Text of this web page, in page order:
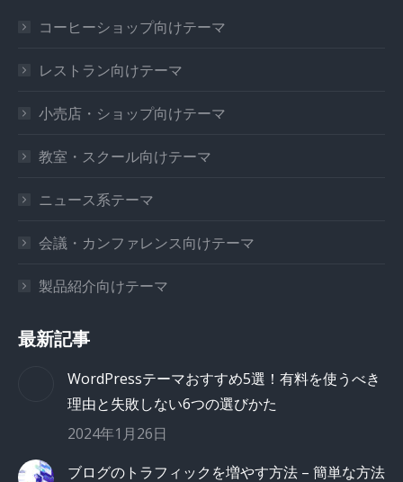
コーヒーショップ向けテーマ
レストラン向けテーマ
小売店・ショップ向けテーマ
教室・スクール向けテーマ
ニュース系テーマ
会議・カンファレンス向けテーマ
製品紹介向けテーマ
最新記事
WordPressテーマおすすめ5選！有料を使うべき
理由と失敗しない6つの選びかた
2024年1月26日
ブログのトラフィックを増やす方法 – 簡単な方法